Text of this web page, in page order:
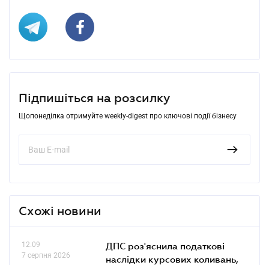
Підпишіться на розсилку
Щопонеділка отримуйте weekly-digest про ключові події бізнесу
Схожі новини
12.09
7 серпня 2026
ДПС роз'яснила податкові
наслідки курсових коливань,